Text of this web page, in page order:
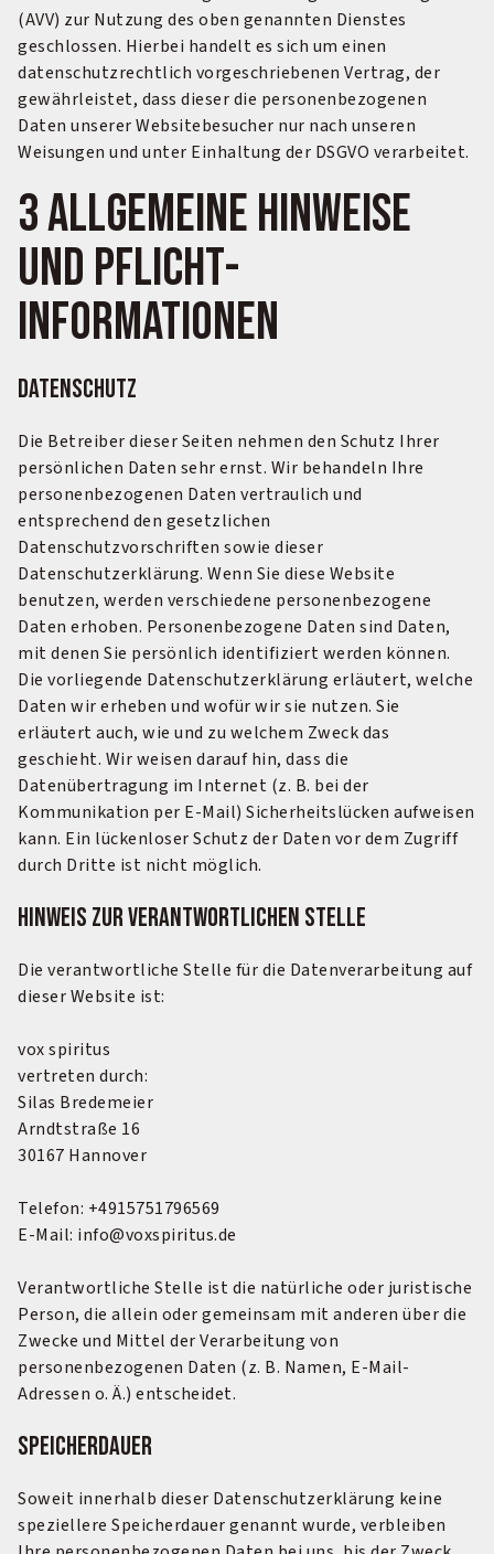
(AVV) zur Nutzung des oben genannten Dienstes
geschlossen. Hierbei handelt es sich um einen
datenschutzrechtlich vorgeschriebenen Vertrag, der
gewährleistet, dass dieser die personenbezogenen
Daten unserer Websitebesucher nur nach unseren
Weisungen und unter Einhaltung der DSGVO verarbeitet.
3 Allgemeine Hinweise
und Pflicht­
informationen
Datenschutz
Die Betreiber dieser Seiten nehmen den Schutz Ihrer
persönlichen Daten sehr ernst. Wir behandeln Ihre
personenbezogenen Daten vertraulich und
entsprechend den gesetzlichen
Datenschutzvorschriften sowie dieser
Datenschutzerklärung. Wenn Sie diese Website
benutzen, werden verschiedene personenbezogene
Daten erhoben. Personenbezogene Daten sind Daten,
mit denen Sie persönlich identifiziert werden können.
Die vorliegende Datenschutzerklärung erläutert, welche
Daten wir erheben und wofür wir sie nutzen. Sie
erläutert auch, wie und zu welchem Zweck das
geschieht. Wir weisen darauf hin, dass die
Datenübertragung im Internet (z. B. bei der
Kommunikation per E-Mail) Sicherheitslücken aufweisen
kann. Ein lückenloser Schutz der Daten vor dem Zugriff
durch Dritte ist nicht möglich.
Hinweis zur verantwortlichen Stelle
Die verantwortliche Stelle für die Datenverarbeitung auf
dieser Website ist:
vox spiritus
vertreten durch:
Silas Bredemeier
Arndtstraße 16
30167 Hannover
Telefon: +4915751796569
E-Mail: info@voxspiritus.de
Verantwortliche Stelle ist die natürliche oder juristische
Person, die allein oder gemeinsam mit anderen über die
Zwecke und Mittel der Verarbeitung von
personenbezogenen Daten (z. B. Namen, E-Mail-
Adressen o. Ä.) entscheidet.
Speicherdauer
Soweit innerhalb dieser Datenschutzerklärung keine
speziellere Speicherdauer genannt wurde, verbleiben